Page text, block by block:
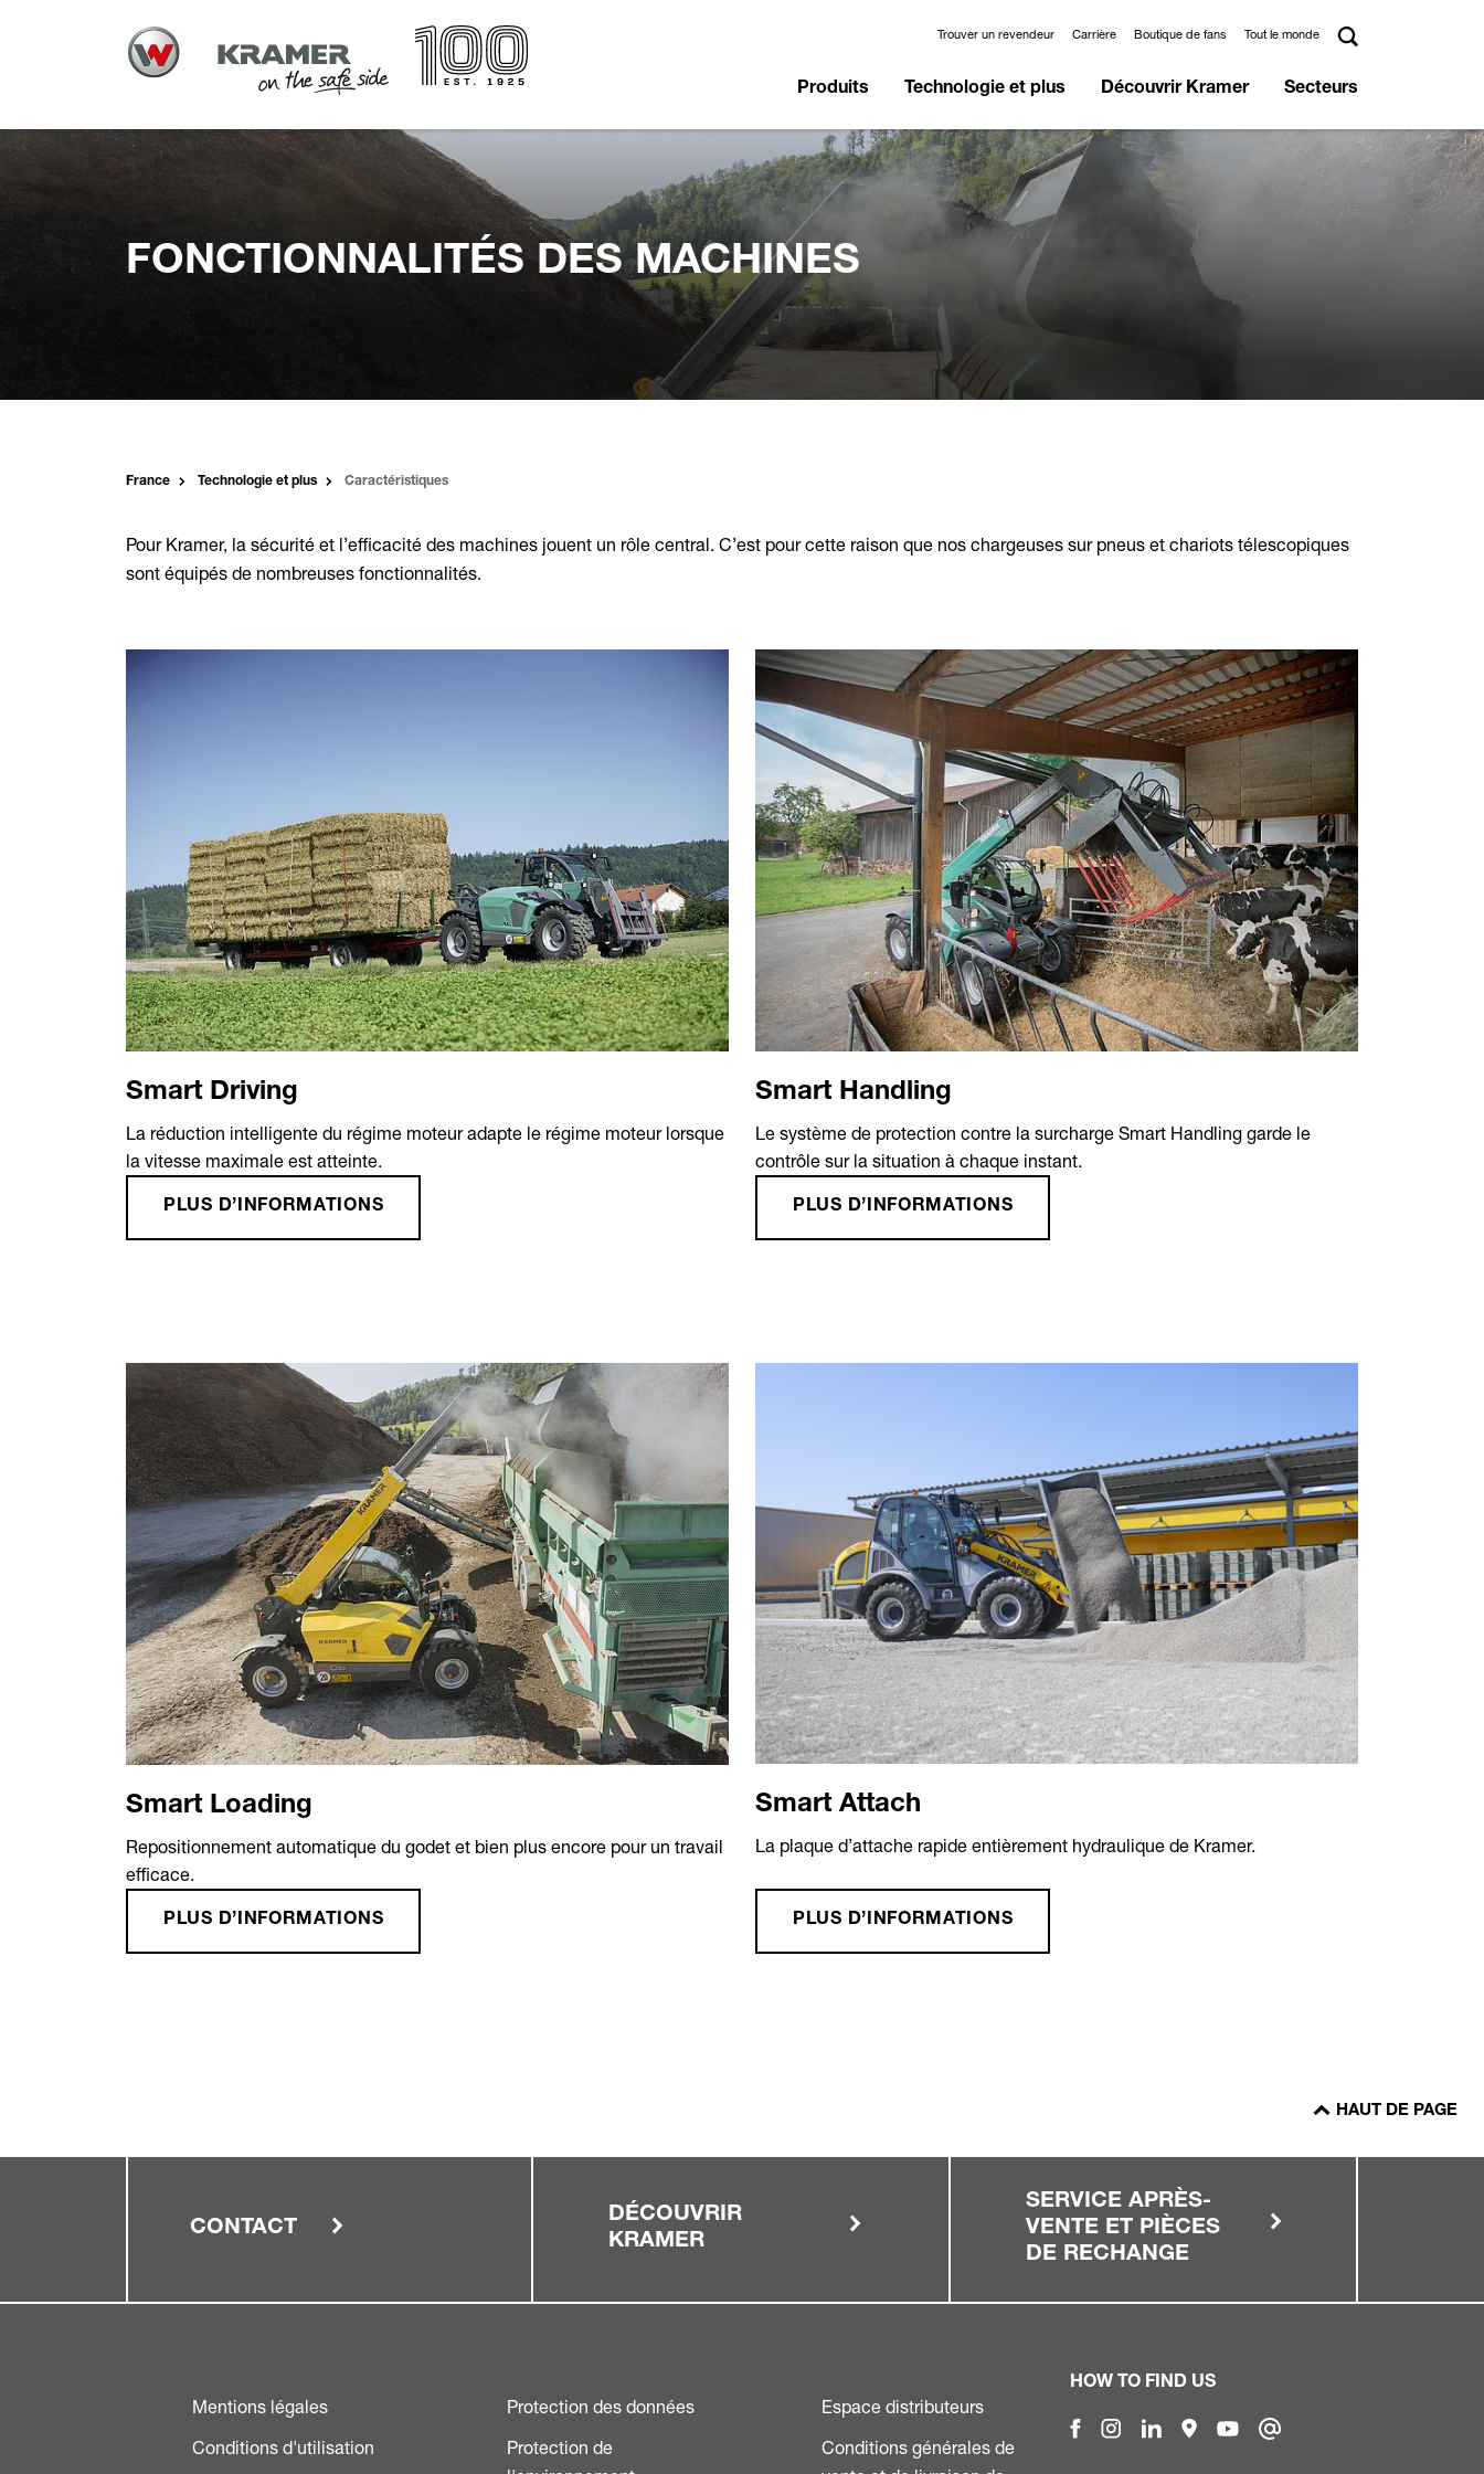
Trouver un revendeur Carrière Boutique de fans Tout le monde
Produits Technologie et plus Découvrir Kramer Secteurs
FONCTIONNALITÉS DES MACHINES
France Technologie et plus Caractéristiques
Pour Kramer, la sécurité et l’efficacité des machines jouent un rôle central. C’est pour cette raison que nos chargeuses sur pneus et chariots télescopiques
sont équipés de nombreuses fonctionnalités.
Smart Driving
La réduction intelligente du régime moteur adapte le régime moteur lorsque
la vitesse maximale est atteinte.
PLUS D’INFORMATIONS
Smart Handling
Le système de protection contre la surcharge Smart Handling garde le
contrôle sur la situation à chaque instant.
PLUS D’INFORMATIONS
Smart Loading
Repositionnement automatique du godet et bien plus encore pour un travail
efficace.
PLUS D’INFORMATIONS
Smart Attach
La plaque d’attache rapide entièrement hydraulique de Kramer.
PLUS D’INFORMATIONS
HAUT DE PAGE
CONTACT
DÉCOUVRIR
KRAMER
SERVICE APRÈS-
VENTE ET PIÈCES
DE RECHANGE
Mentions légales
Conditions d'utilisation
Protection des données
Protection de
Espace distributeurs
Conditions générales de
HOW TO FIND US